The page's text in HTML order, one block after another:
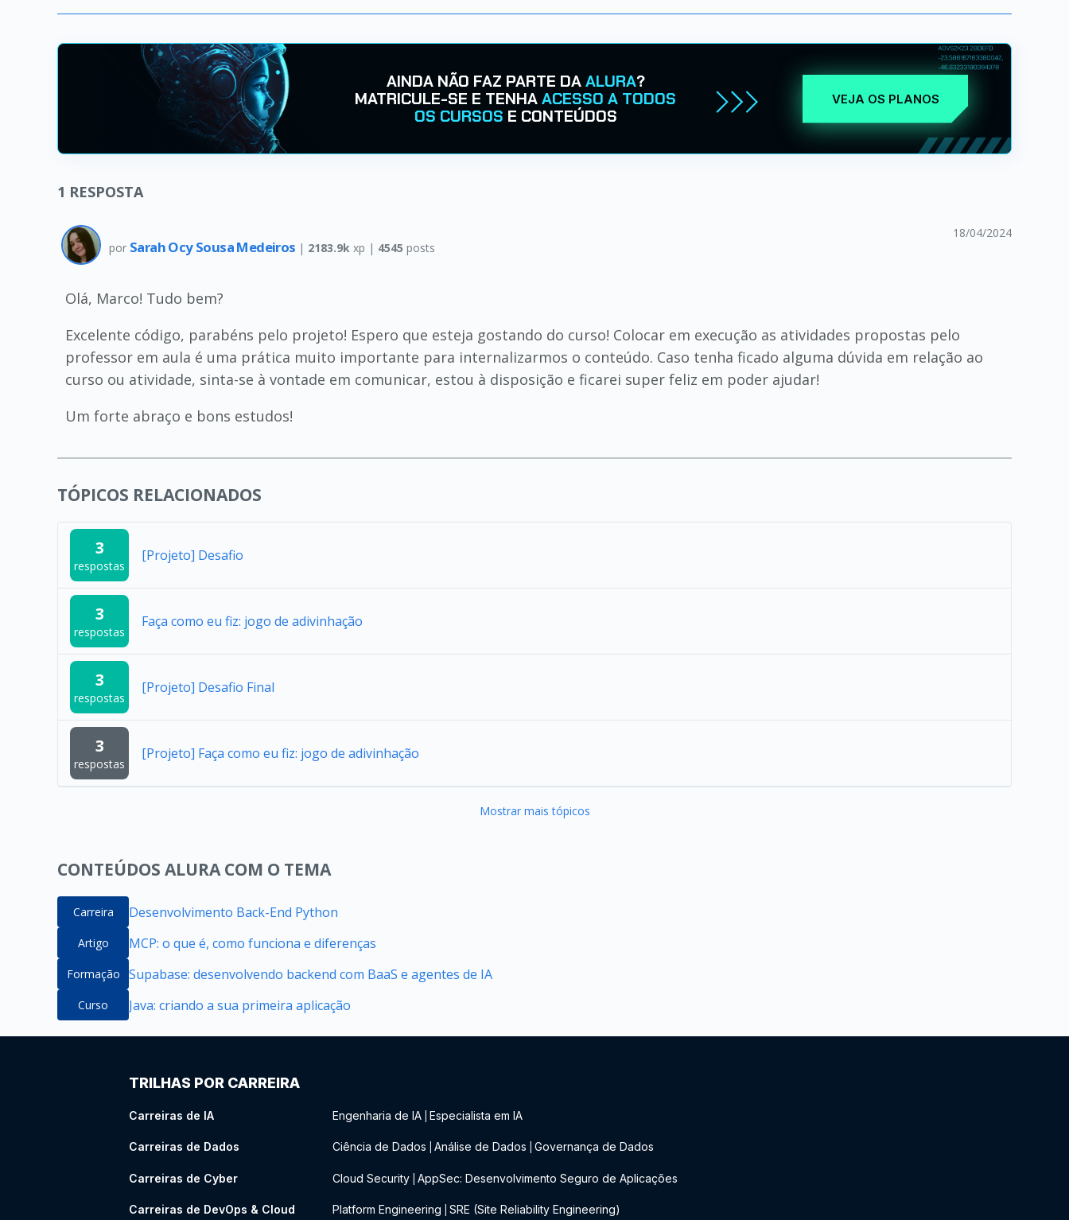
AINDA NÃO FAZ PARTE DAALURA?
MATRICULE-SE E TENHAACESSO A TODOS
OS CURSOS E CONTEÚDOS
VEJA OS PLANOS
1 RESPOSTA
por Sarah Ocy Sousa Medeiros | 2183.9k xp | 4545 posts
18/04/2024
Olá, Marco! Tudo bem?
Excelente código, parabéns pelo projeto! Espero que esteja gostando do curso! Colocar em execução as atividades propostas pelo
professor em aula é uma prática muito importante para internalizarmos o conteúdo. Caso tenha ficado alguma dúvida em relação ao
curso ou atividade, sinta-se à vontade em comunicar, estou à disposição e ficarei super feliz em poder ajudar!
Um forte abraço e bons estudos!
TÓPICOS RELACIONADOS
3
respostas
[Projeto] Desafio
3
respostas
Faça como eu fiz: jogo de adivinhação
3
respostas
[Projeto] Desafio Final
3
respostas
[Projeto] Faça como eu fiz: jogo de adivinhação
Mostrar mais tópicos
CONTEÚDOS ALURA COM O TEMA
Carreira Desenvolvimento Back-End Python
Artigo MCP: o que é, como funciona e diferenças
Formação Supabase: desenvolvendo backend com BaaS e agentes de IA
Curso Java: criando a sua primeira aplicação
TRILHAS POR CARREIRA
Carreiras de IA Engenharia de IA Especialista em IA
Carreiras de Dados Ciência de Dados Análise de Dados Governança de Dados
Carreiras de Cyber Cloud Security AppSec: Desenvolvimento Seguro de Aplicações
Carreiras de DevOps & Cloud Platform Engineering SRE (Site Reliability Engineering)